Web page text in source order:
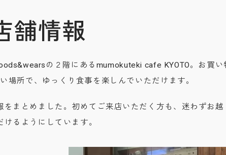
舗情報
の２階にあるmumokuteki cafe KYOTO。お買い
場所で、ゆっくり食事を楽しんでいただけます。
まとめました。初めてご来店いただく方も、迷わずお越
けるようにしています。